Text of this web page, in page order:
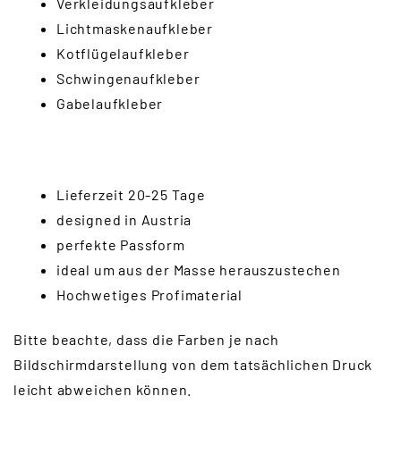
Verkleidungsaufkleber
Lichtmaskenaufkleber
Kotflügelaufkleber
Schwingenaufkleber
Gabelaufkleber
Lieferzeit 20-25 Tage
designed in Austria
perfekte Passform
ideal um aus der Masse herauszustechen
Hochwetiges Profimaterial
Bitte beachte, dass die Farben je nach
Bildschirmdarstellung von dem tatsächlichen Druck
leicht abweichen können.